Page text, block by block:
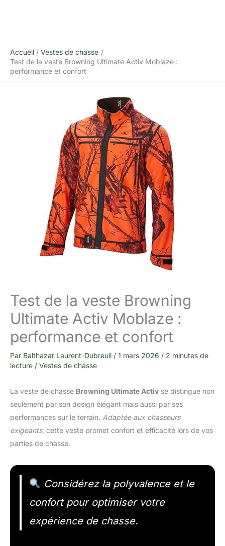
Accueil
Vestes de chasse
Test de la veste Browning Ultimate Activ Moblaze :
performance et confort
Test de la veste Browning
Ultimate Activ Moblaze :
performance et confort
Par Balthazar Laurent-Dubreuil / 1 mars 2026 / 2 minutes de
lecture / Vestes de chasse
La veste de chasse Browning Ultimate Activ se distingue non
seulement par son design élégant mais aussi par ses
performances sur le terrain. Adaptée aux chasseurs
exigeants, cette veste promet confort et efficacité lors de vos
parties de chasse.
Considérez la polyvalence et le
confort pour optimiser votre
expérience de chasse.